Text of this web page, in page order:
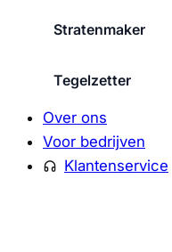
Stratenmaker
Tegelzetter
Over ons
Voor bedrijven
Klantenservice